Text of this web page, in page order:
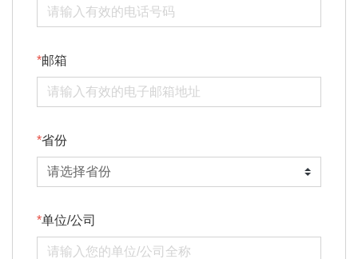
邮箱
省份
单位/公司